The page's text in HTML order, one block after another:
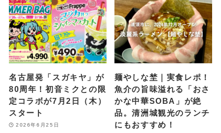
名古屋発「スガキヤ」が
80周年！初音ミクとの限
定コラボが7月2日（木）
スタート
2026年6月25日
麺やしな埜｜実食レポ！
魚介の旨味溢れる「おさ
かな中華SOBA」が絶
品。清洲城観光のランチ
にもおすすめ！